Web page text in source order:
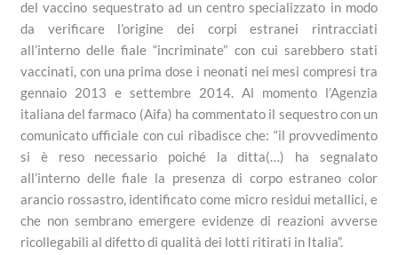
del vaccino sequestrato ad un centro specializzato in modo
da verificare l’origine dei corpi estranei rintracciati
all’interno delle fiale “incriminate” con cui sarebbero stati
vaccinati, con una prima dose i neonati nei mesi compresi tra
gennaio 2013 e settembre 2014. Al momento l’Agenzia
italiana del farmaco (Aifa) ha commentato il sequestro con un
comunicato ufficiale con cui ribadisce che: “il provvedimento
si è reso necessario poiché la ditta(…) ha segnalato
all’interno delle fiale la presenza di corpo estraneo color
arancio rossastro, identificato come micro residui metallici, e
che non sembrano emergere evidenze di reazioni avverse
ricollegabili al difetto di qualità dei lotti ritirati in Italia”.